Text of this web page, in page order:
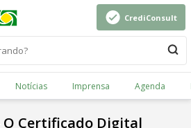
CrediConsult
Notícias Imprensa Agenda
O Certificado Digital